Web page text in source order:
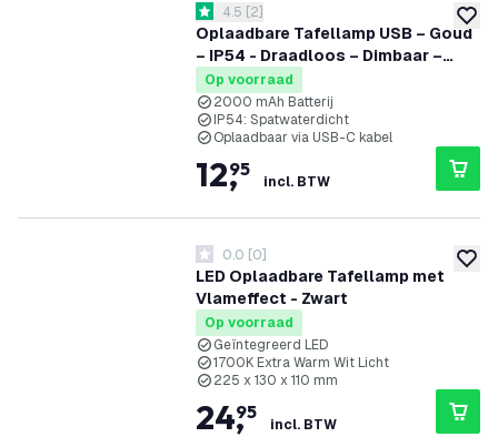
Oplaadbare Tafellamp USB – Goud
– IP54 - Draadloos – Dimbaar –
CCT – 2000 mAh Batterij - Vita
reviews drawer openen
4.5 score sterren
4.5 [2]
Op voorraad
2000 mAh Batterij
IP54: Spatwaterdicht
Oplaadbaar via USB-C kabel
12,
95
incl. BTW
LED Oplaadbare Tafellamp met
Vlameffect - Zwart
0 score sterren
0.0 [0]
Op voorraad
Geïntegreerd LED
1700K Extra Warm Wit Licht
225 x 130 x 110 mm
24,
95
incl. BTW